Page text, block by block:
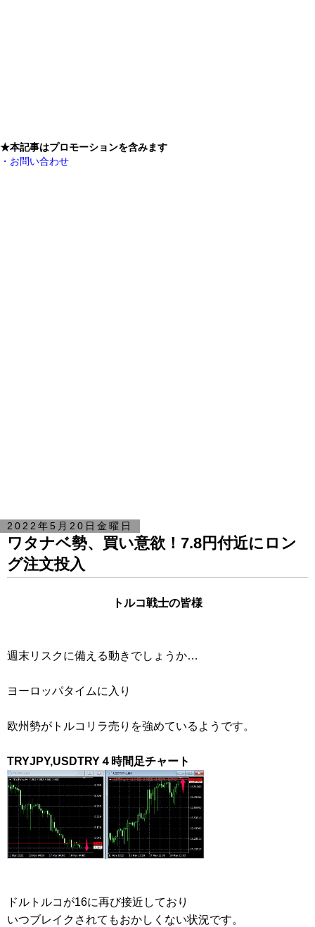
★本記事はプロモーションを含みます
・お問い合わせ
2022年5月20日金曜日
ワタナベ勢、買い意欲！7.8円付近にロン
グ注文投入
トルコ戦士の皆様
週末リスクに備える動きでしょうか…
ヨーロッパタイムに入り
欧州勢がトルコリラ売りを強めているようです。
TRYJPY,USDTRY４時間足チャート
ドルトルコが16に再び接近しており
いつブレイクされてもおかしくない状況です。